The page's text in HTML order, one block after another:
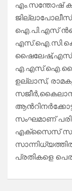
എം.സന്തോഷ്
ഐ.പി.എസ്
ഉല്ലാസ്,
സംഘമാണ്
എക്സൈസ്
പ്രതികളെ